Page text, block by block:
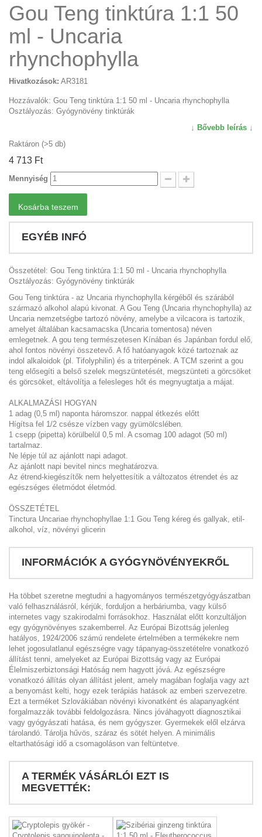
Gou Teng tinktúra 1:1 50
ml - Uncaria
rhynchophylla
Hivatkozások: AR3181
Hozzávalók: Gou Teng tinktúra 1:1 50 ml - Uncaria rhynchophylla
Osztályozás: Gyógynövény tinktúrák
↓ Bővebb leírás ↓
Raktáron (>5 db)
4 713 Ft‎
Mennyiség
Kosárba teszem
EGYÉB INFÓ
Összetétel: Gou Teng tinktúra 1:1 50 ml - Uncaria rhynchophylla
Osztályozás: Gyógynövény tinktúrák
Gou Teng tinktúra - az Uncaria rhynchophylla kérgéből és szárából
származó alkohol alapú kivonat. A Gou Teng (Uncaria rhynchophylla) az
Uncaria nemzetségbe tartozó növény, amelybe a vilcacora is tartozik,
amelyet általában kacsamacska (Uncaria tomentosa) néven
emlegetnek. A gou teng természetesen Kínában és Japánban fordul elő,
ahol fontos növényi összetevő. A fő hatóanyagok közé tartoznak az
indol alkaloidok (pl. Tifolyphilin) és a triterpének. A TCM szerint a gou
teng elősegíti a belső szelek megszüntetését, megszünteti a görcsöket
és görcsöket, eltávolítja a felesleges hőt és megnyugtatja a májat.
ALKALMAZÁSI HOGYAN
1 adag (0,5 ml) naponta háromszor. nappal étkezés előtt
Hígítsa fel 1/2 csésze vízben vagy gyümölcslében.
1 csepp (pipetta) körülbelül 0,5 ml. A csomag 100 adagot (50 ml)
tartalmaz.
Ne lépje túl az ajánlott napi adagot.
Az ajánlott napi bevitel nincs meghatározva.
Az étrend-kiegészítők nem helyettesítik a változatos étrendet és az
egészséges életmódot életmód.
ÖSSZETÉTEL
Tinctura Uncariae rhynchophyllae 1:1 Gou Teng kéreg és gallyak, etil-
alkohol, víz, növényi glicerin
INFORMÁCIÓK A GYÓGYNÖVÉNYEKRŐL
Ha többet szeretne megtudni a hagyományos természetgyógyászatban
való felhasználásról, kérjük, forduljon a herbáriumba, vagy külső
internetes vagy szakirodalmi forrásokhoz. Használat előtt konzultáljon
egy gyógynövényes szakemberrel. Az Európai Bizottság jelenleg
hatályos, 1924/2006 számú rendelete értelmében a termékekre nem
lehet jogosulatlanul egészségre vagy tápanyag-összetételre vonatkozó
állítást tenni, amelyeket az Európai Bizottság vagy az Európai
Élelmiszerbiztonsági Hatóság nem hagyott jóvá. Az egészségre
vonatkozó állítás olyan állítást jelent, amely magában foglalja vagy azt
a benyomást kelti, hogy ezek terápiás hatások az emberi szervezetre.
Ezt a terméket Szlovákiában növényi kivonatként és alapanyagként
forgalmazzák további feldolgozásra. Nincs jóváhagyott diagnosztikai
vagy gyógyászati hatása, és nem gyógyszer. Gyermekek elől elzárva
tárolandó. Tárolja hűvös, száraz és sötét helyen. A minimális
eltarthatósági idő a csomagoláson van feltüntetve.
A TERMÉK VÁSÁRLÓI EZT IS
MEGVETTÉK: